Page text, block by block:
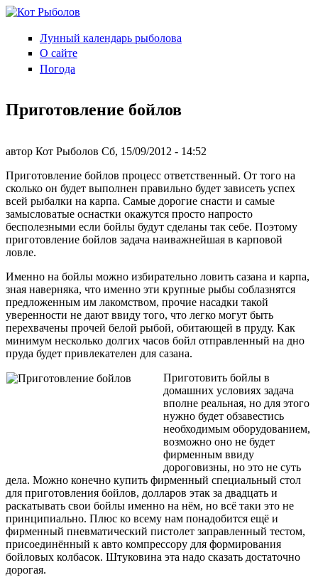
Перейти к основному содержанию
Кот
Рыболов
Лунный календарь рыболова
О сайте
Погода
Приготовление бойлов
автор Кот Рыболов Сб, 15/09/2012 - 14:52
Приготовление бойлов процесс ответственный. От того на
сколько он будет выполнен правильно будет зависеть успех
всей рыбалки на карпа. Самые дорогие снасти и самые
замысловатые оснастки окажутся просто напросто
бесполезными если бойлы будут сделаны так себе. Поэтому
приготовление бойлов задача наиважнейшая в карповой
ловле.
Именно на бойлы можно избирательно ловить сазана и карпа,
зная наверняка, что именно эти крупные рыбы соблазнятся
предложенным им лакомством, прочие насадки такой
уверенности не дают ввиду того, что легко могут быть
перехвачены прочей белой рыбой, обитающей в пруду. Как
минимум несколько долгих часов бойл отправленный на дно
пруда будет привлекателен для сазана.
Приготовить бойлы в
домашних условиях задача
вполне реальная, но для этого
нужно будет обзавестись
необходимым оборудованием,
возможно оно не будет
фирменным ввиду
дороговизны, но это не суть
дела. Можно конечно купить фирменный специальный стол
для приготовления бойлов, долларов этак за двадцать и
раскатывать свои бойлы именно на нём, но всё таки это не
принципиально. Плюс ко всему нам понадобится ещё и
фирменный пневматический пистолет заправленный тестом,
присоединённый к авто компрессору для формирования
бойловых колбасок. Штуковина эта надо сказать достаточно
дорогая.